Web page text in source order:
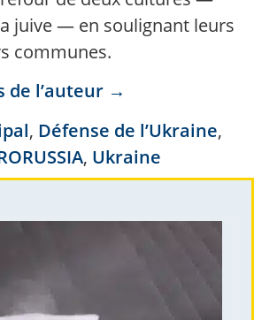
juive — en soulignant leurs
communes.
de l’auteur →
, Défense de l’Ukraine,
, Ukraine